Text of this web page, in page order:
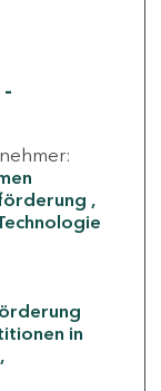
in